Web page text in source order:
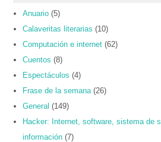
Anuario (5)
Calaveritas literarias (10)
Computación e internet (62)
Cuentos (8)
Espectáculos (4)
Frase de la semana (26)
General (149)
Hacker: Internet, software, sistema de
información (7)